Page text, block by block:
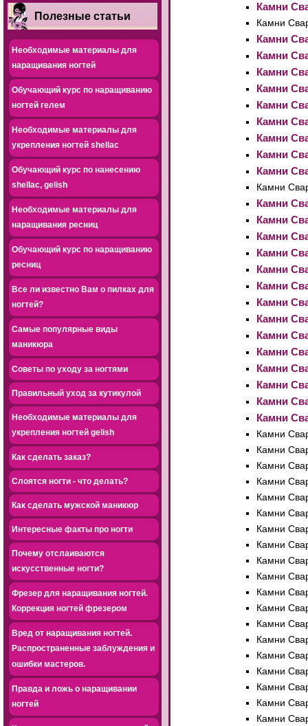
Полезные статьи
Необходимые материалы для
наращивания ногтей
Обучающий курс по наращиванию
ногтей гелем
Необходимые материалы для
укрепления ногтей shellac
Обучающий курс по нанесению
shellac, gelish
Необходимые материалы для
наращивания ресниц
Обучающий курс по наращиванию
ресниц
Все ли известно Вам о пилках для
ногтей?
Самые популярные виды
маникюра
Советы по уходу за ногтями
Правильный уход за кутикулой
Необходимые материалы для
укрепления ногтей gelish
Как сделать заказ?
Слоятся ногти - что делать?
Как сделать мужской маникюр
Интересные факты про ногти
Почему отслаиваются
искусственные ногти?
Фрезер для наращивания ногтей.
Коррекция ногтей фрезером
Вред от наращивания ногтей.
Распространенные заблуждения и
ошибки мастеров.
Правда и ложь о наращивании
ногтей
Камни
Камни
Камни
Камни
Камни
Камни
Камни
Камни
Камни
Камни
Камни
Камни
Камни
Камни
Камни
Камни
Камни
Камни
Камни
Камни
Камни
Камни
Камни
Камни
Камни
Камни
Камни
Камни
Камни
Камни
Камни
Камни
Камни
Камни
Камни
Камни
Камни
Камни
Камни
Камни
Камни
Камни
Камни
Камни
Камни